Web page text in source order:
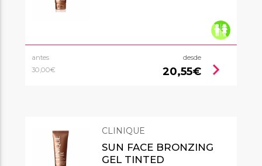
antes
30,00€
desde
20,55€ chevron_right
CLINIQUE
SUN FACE BRONZING
GEL TINTED